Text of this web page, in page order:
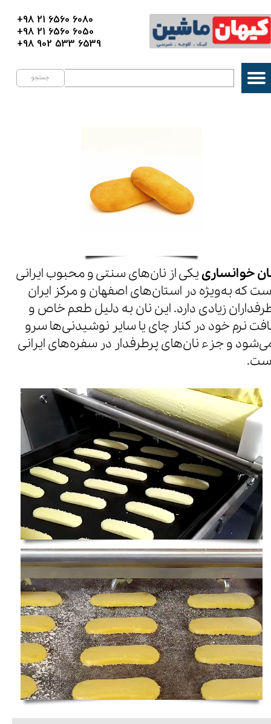
جستجو
+98 21 6560 6080
+98 21 6560 6050
+98 902 533 6539
خوانسارییکی از نان‌های سنتی و محبوب ایرانی
که به‌ویژه در استان‌های اصفهان و مرکز ایران
زیادی دارد. این نان به دلیل طعم خاص و
نرم خود در کنار چای یا سایر نوشیدنی‌ها سرو
و جزء نان‌های پرطرفدار در سفره‌های ایرانی
Loaded
0%
Progress:
زمان
باقیمانده
Loaded
0%
0%